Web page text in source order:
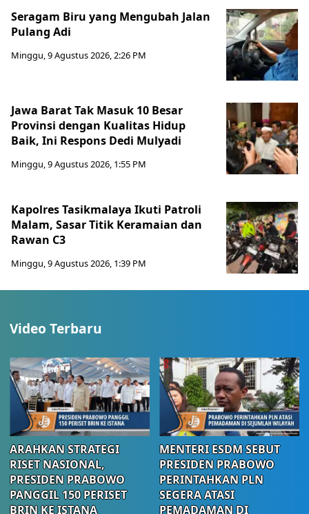
Seragam Biru yang Mengubah Jalan
Pulang Adi
Minggu, 9 Agustus 2026, 2:26 PM
Jawa Barat Tak Masuk 10 Besar
Provinsi dengan Kualitas Hidup
Baik, Ini Respons Dedi Mulyadi
Minggu, 9 Agustus 2026, 1:55 PM
Kapolres Tasikmalaya Ikuti Patroli
Malam, Sasar Titik Keramaian dan
Rawan C3
Minggu, 9 Agustus 2026, 1:39 PM
Video Terbaru
ARAHKAN STRATEGI
RISET NASIONAL,
PRESIDEN PRABOWO
PANGGIL 150 PERISET
BRIN KE ISTANA
MENTERI ESDM SEBUT
PRESIDEN PRABOWO
PERINTAHKAN PLN
SEGERA ATASI
PEMADAMAN DI